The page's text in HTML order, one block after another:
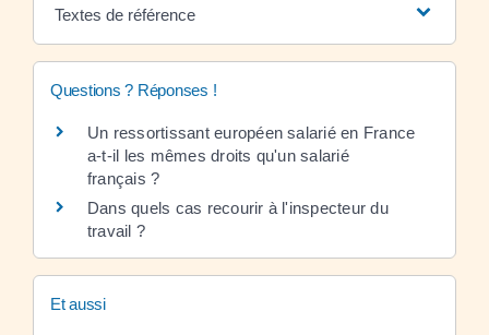
Textes de référence
Questions ? Réponses !
Un ressortissant européen salarié en France
a-t-il les mêmes droits qu'un salarié
français ?
Dans quels cas recourir à l'inspecteur du
travail ?
Et aussi